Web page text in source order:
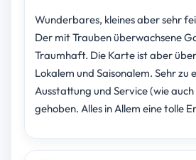
Wunderbares, kleines aber sehr
Der mit Trauben überwachsene
Traumhaft. Die Karte ist aber
Lokalem und Saisonalem. Sehr zu
Ausstattung und Service (wie auch
gehoben. Alles in Allem eine tolle